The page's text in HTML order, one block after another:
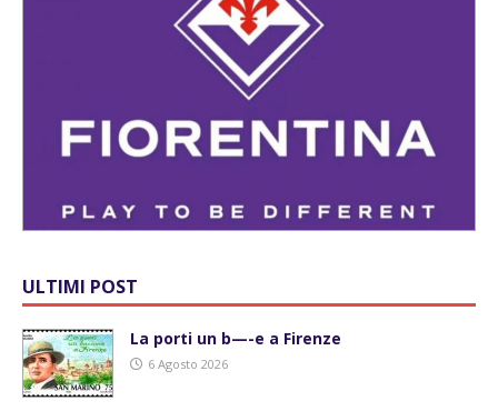
ULTIMI POST
La porti un b—-e a Firenze
6 Agosto 2026